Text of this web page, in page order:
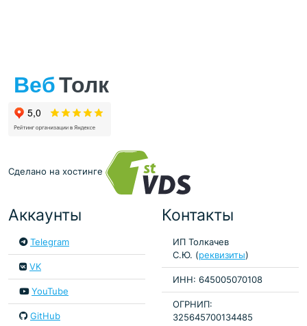
Сделано на хостинге
Аккаунты
Telegram
VK
YouTube
GitHub
Контакты
ИП Толкачев
С.Ю. (реквизиты)
ИНН: 645005070108
ОГРНИП:
325645700134485